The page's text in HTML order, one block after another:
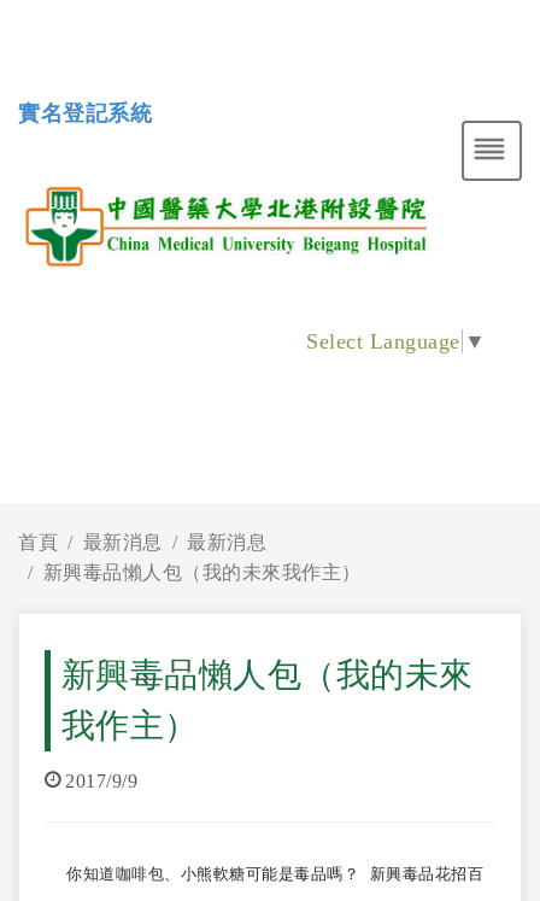
實名登記系統
Select Language ▼
首頁 最新消息
最新消息
新興毒品懶人包（我的未來我作主）
新興毒品懶人包（我的未來
我作主）
2017/9/9
你知道咖啡包、小熊軟糖可能是毒品嗎？ 新興毒品花招百出，